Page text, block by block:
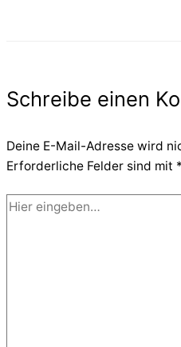
Schreibe einen
Deine E-Mail-Adresse wird
Erforderliche Felder sind mit *
Hier